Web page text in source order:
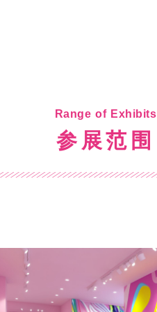
Range of Exhibits
参展范围